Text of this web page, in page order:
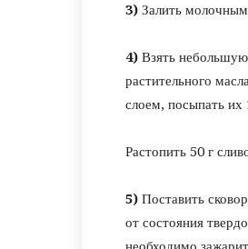
3) Залить
4) Взять небольшую
растительного
слоем, посыпать их
Растопить 50 г
5) Поставить
от состояния